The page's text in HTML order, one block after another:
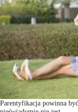
Parentyfikacja powinna